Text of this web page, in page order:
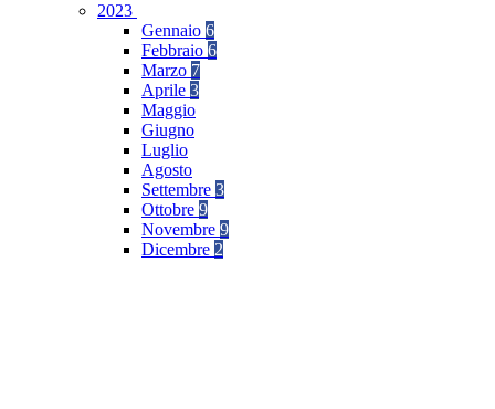
2023
Gennaio 6
Febbraio 6
Marzo 7
Aprile 3
Maggio
Giugno
Luglio
Agosto
Settembre 3
Ottobre 9
Novembre 9
Dicembre 2